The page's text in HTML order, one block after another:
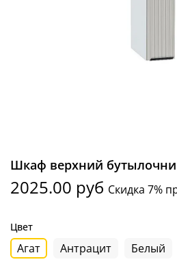
Шкаф верхний
2025.00 руб Скидка 7%
Цвет
Агат Антрацит Белый